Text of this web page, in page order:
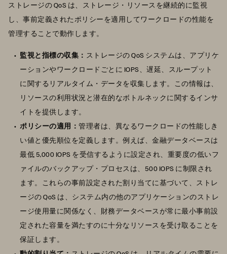
ストレージの QoS は、ストレージ・リソースを継続的に監視
し、事前定義されたポリシーを適用してワークロードの性能を
管理することで動作します。
監視と指標の収集： ストレージの QoS システムは、アプリケ
ーションやワークロードごとに IOPS、遅延、スループット
に関するリアルタイム・データを収集します。この情報は、
リソースの利用状況と潜在的なボトルネックに関するインサ
イトを提供します。
ポリシーの適用： 管理者は、異なるワークロードの性能しき
い値と優先順位を定義します。例えば、金融データベースは
最低 5,000 IOPS を受信するように設定され、重要度の低いフ
ァイルのバックアップ・プロセスは、500 IOPS に制限され
ます。これらの事前設定された割り当てに基づいて、ストレ
ージの QoS は、システム内の他のアプリケーションのストレ
ージ使用量に関係なく、財務データベースが常に最小事前設
定された容量を満たすのに十分なリソースを受け取ることを
保証します。